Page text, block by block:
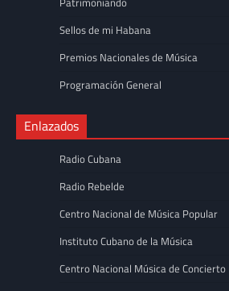
Sellos de mi Habana
Premios Nacionales de Música
Programación General
Enlazados
Radio Cubana
Radio Rebelde
Centro Nacional de Música Popular
Instituto Cubano de la Música
Centro Nacional Música de Concierto